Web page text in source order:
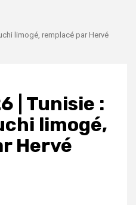
limogé, remplacé par Hervé
| Tunisie :
limogé,
Hervé